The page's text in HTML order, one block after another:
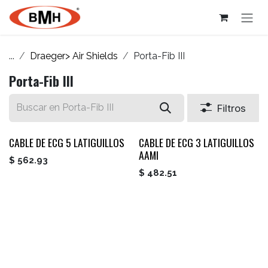
Ir al contenido
... Draeger> Air Shields Porta-Fib III
Porta-Fib III
Filtros
CABLE DE ECG 5 LATIGUILLOS
$ 562.93
CABLE DE ECG 3 LATIGUILLOS
AAMI
$ 482.51